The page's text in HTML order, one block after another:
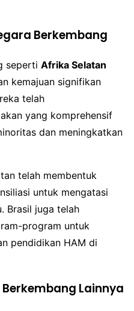
Berkembang
seperti Afrika Selatan
kemajuan signifikan
telah
yang komprehensif
dan meningkatkan
telah membentuk
untuk mengatasi
Brasil juga telah
program untuk
pendidikan HAM di
Lainnya